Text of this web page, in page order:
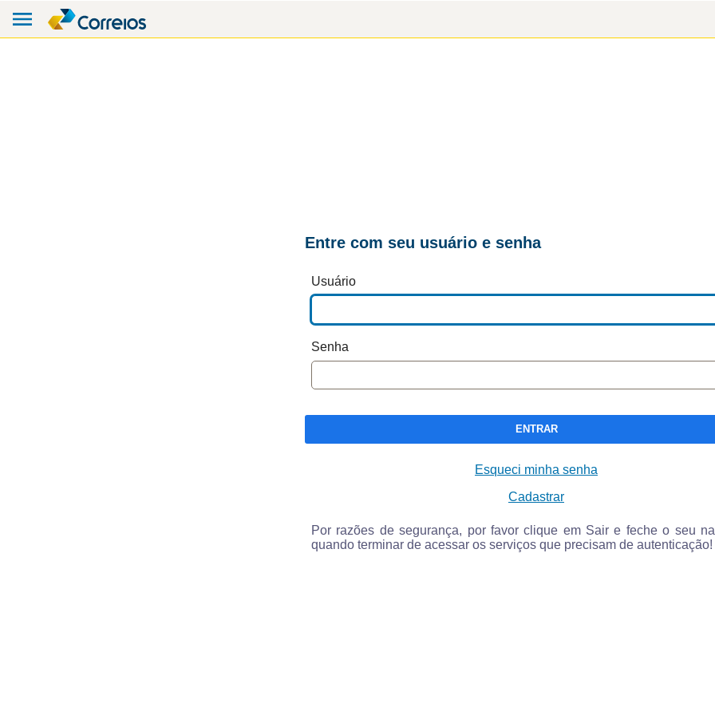
Entre com seu usuário e senha
Usuário
Senha
ENTRAR
Esqueci minha senha
Cadastrar
Por razões de segurança, por favor clique em Sair e feche o seu
quando terminar de acessar os serviços que precisam de autenticação!